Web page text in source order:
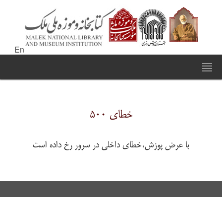
En
خطای ۵۰۰
با عرض پوزش،خطای داخلی در سرور رخ داده است